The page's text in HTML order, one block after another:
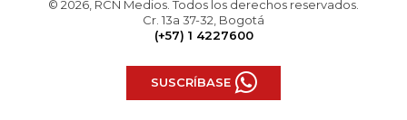
© 2026, RCN Medios. Todos los derechos reservados.
Cr. 13a 37-32, Bogotá
(+57) 1 4227600
SUSCRÍBASE